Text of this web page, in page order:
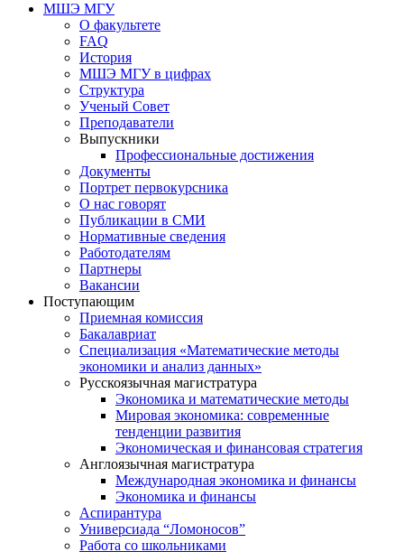
МШЭ МГУ
О факультете
FAQ
История
МШЭ МГУ в цифрах
Структура
Ученый Совет
Преподаватели
Выпускники
Профессиональные достижения
Документы
Портрет первокурсника
О нас говорят
Публикации в СМИ
Нормативные сведения
Работодателям
Партнеры
Вакансии
Поступающим
Приемная комиссия
Бакалавриат
Специализация «Математические методы
экономики и анализ данных»
Русскоязычная магистратура
Экономика и математические методы
Мировая экономика: современные
тенденции развития
Экономическая и финансовая стратегия
Англоязычная магистратура
Международная экономика и финансы
Экономика и финансы
Аспирантура
Универсиада “Ломоносов”
Работа со школьниками